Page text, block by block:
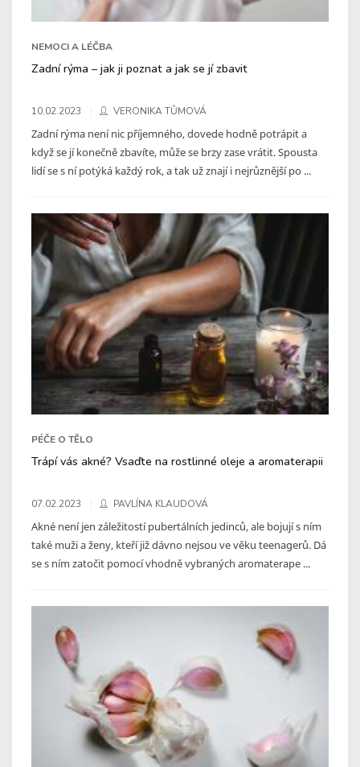
NEMOCI A LÉČBA
Zadní rýma – jak ji poznat a jak se jí zbavit
10.02.2023 VERONIKA TŮMOVÁ
Zadní rýma není nic příjemného, dovede hodně potrápit a
když se jí konečně zbavíte, může se brzy zase vrátit. Spousta
lidí se s ní potýká každý rok, a tak už znají i nejrůznější po ...
PÉČE O TĚLO
Trápí vás akné? Vsaďte na rostlinné oleje a aromaterapii
07.02.2023 PAVLÍNA KLAUDOVÁ
Akné není jen záležitostí pubertálních jedinců, ale bojují s ním
také muži a ženy, kteří již dávno nejsou ve věku teenagerů. Dá
se s ním zatočit pomocí vhodně vybraných aromaterape ...